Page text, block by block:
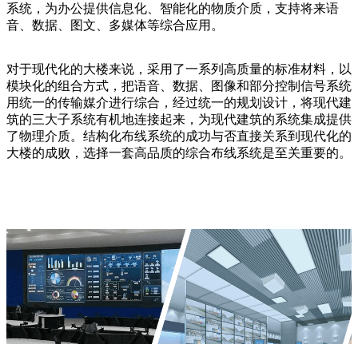
系统，为办公提供信息化、智能化的物质介质，支持将来语
音、数据、图文、多媒体等综合应用。
对于现代化的大楼来说，采用了一系列高质量的标准材料，以
模块化的组合方式，把语音、数据、图像和部分控制信号系统
用统一的传输媒介进行综合，经过统一的规划设计，将现代建
筑的三大子系统有机地连接起来，为现代建筑的系统集成提供
了物理介质。结构化布线系统的成功与否直接关系到现代化的
大楼的成败，选择一套高品质的综合布线系统是至关重要的。